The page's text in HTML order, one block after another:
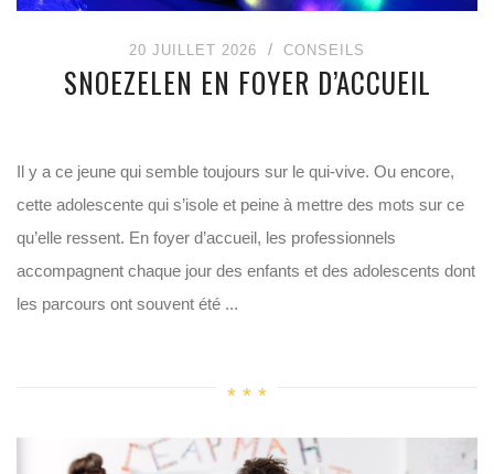
20 JUILLET 2026 CONSEILS
SNOEZELEN EN FOYER D’ACCUEIL
Il y a ce jeune qui semble toujours sur le qui-vive. Ou encore,
cette adolescente qui s’isole et peine à mettre des mots sur ce
qu’elle ressent. En foyer d’accueil, les professionnels
accompagnent chaque jour des enfants et des adolescents dont
les parcours ont souvent été ...